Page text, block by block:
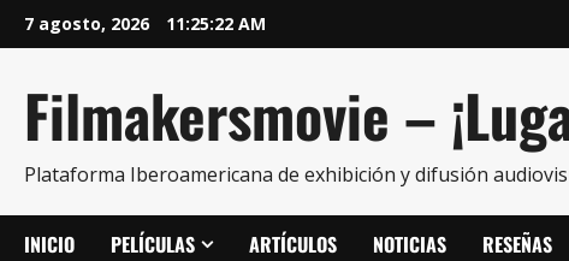
7 agosto, 2026 11:25:23 AM
Filmakersmovie –
Plataforma Iberoamericana de exhibición y difusión
INICIO PELÍCULAS ARTÍCULOS NOTICIAS RESEÑAS